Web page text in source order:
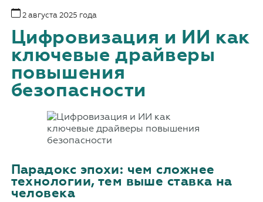
2 августа 2025 года
Цифровизация и ИИ как
ключевые драйверы
повышения
безопасности
Парадокс эпохи: чем сложнее
технологии, тем выше ставка на
человека